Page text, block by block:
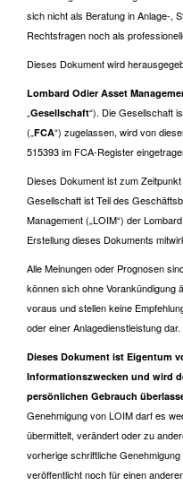
sich nicht als Beratung in Anlage-,
Rechtsfragen noch als
Dieses Dokument wird
Lombard Odier Asset
„Gesellschaft“). Die Gesellschaft
(„FCA“) zugelassen, wird von
515393 im FCA-Register
Dieses Dokument ist zum
Gesellschaft ist Teil des
Management („LOIM“) der
Erstellung dieses Dokuments
Alle Meinungen oder Prognosen
können sich ohne Vorankündigung
voraus und stellen keine
oder einer Anlagedienstleistung dar.
Dieses Dokument ist Eigentum
Informationszwecken und wird
persönlichen Gebrauch
Genehmigung von LOIM darf es
übermittelt, verändert oder zu
vorherige schriftliche
veröffentlicht noch für einen